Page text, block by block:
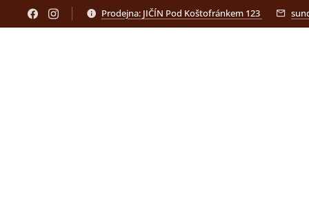
Prodejna: JIČÍN Pod Koštofránkem 123